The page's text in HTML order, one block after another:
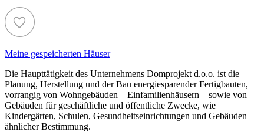
Meine gespeicherten Häuser
Die Haupttätigkeit des Unternehmens Domprojekt d.o.o. ist die
Planung, Herstellung und der Bau energiesparender Fertigbauten,
vorrangig von Wohngebäuden – Einfamilienhäusern – sowie von
Gebäuden für geschäftliche und öffentliche Zwecke, wie
Kindergärten, Schulen, Gesundheitseinrichtungen und Gebäuden
ähnlicher Bestimmung.